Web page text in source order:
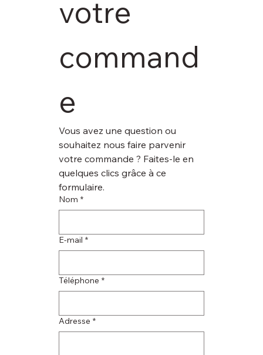
votre
command
e
Vous avez une question ou
souhaitez nous faire parvenir
votre commande ? Faites-le en
quelques clics grâce à ce
formulaire.
Nom *
E‑mail *
Téléphone *
Adresse *